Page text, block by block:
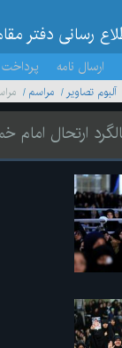
رسانی دفتر
ارسال نامه
آلبوم تصاویر مراسم
ارتحال امام